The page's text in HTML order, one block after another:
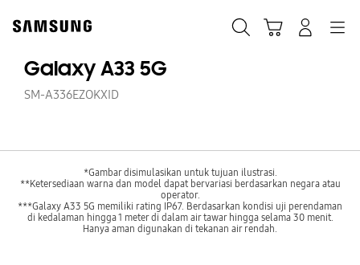
content
Galaxy A33 5G
SM-A336EZOKXID
*Gambar disimulasikan untuk tujuan ilustrasi.
**Ketersediaan warna dan model dapat bervariasi berdasarkan negara atau
operator.
***Galaxy A33 5G memiliki rating IP67. Berdasarkan kondisi uji perendaman
di kedalaman hingga 1 meter di dalam air tawar hingga selama 30 menit.
Hanya aman digunakan di tekanan air rendah.